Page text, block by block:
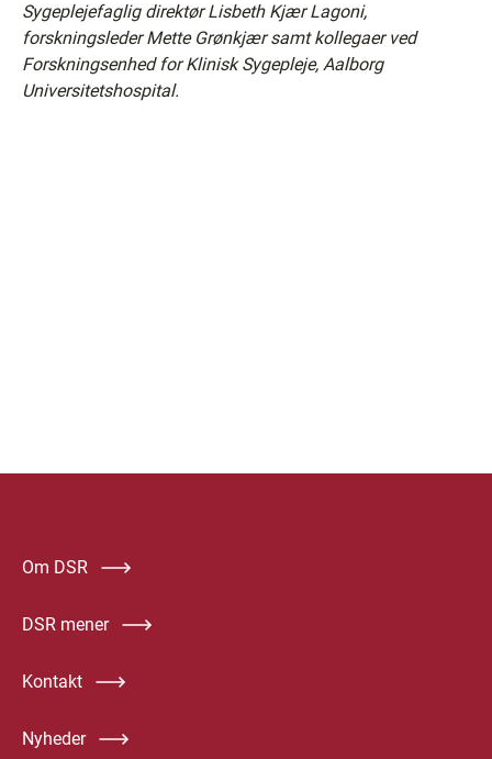
Sygeplejefaglig direktør Lisbeth Kjær Lagoni,
forskningsleder Mette Grønkjær samt kollegaer ved
Forskningsenhed for Klinisk Sygepleje, Aalborg
Universitetshospital.
Om DSR
DSR mener
Kontakt
Nyheder